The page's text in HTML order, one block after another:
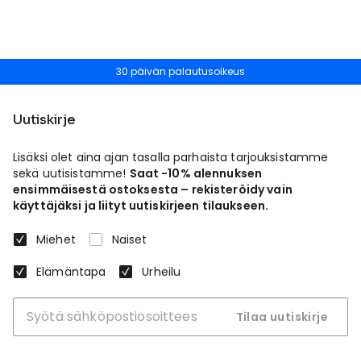
30 päivän palautusoikeus
Uutiskirje
Lisäksi olet aina ajan tasalla parhaista tarjouksistamme
sekä uutisistamme! Saat -10% alennuksen
ensimmäisestä ostoksesta – rekisteröidy vain
käyttäjäksi ja liityt uutiskirjeen tilaukseen.
Miehet
Naiset
Elämäntapa
Urheilu
Tilaa uutiskirje